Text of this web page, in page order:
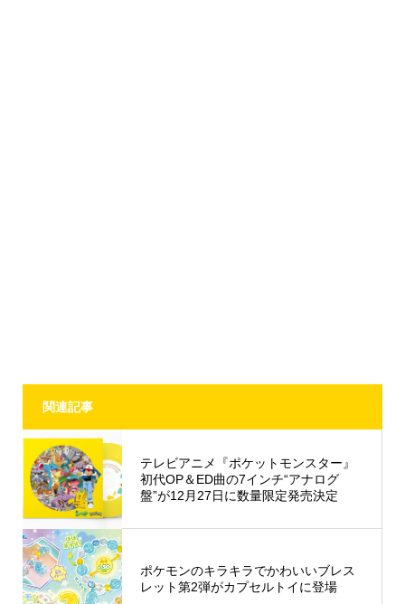
関連記事
テレビアニメ『ポケットモンスター』
初代OP＆ED曲の7インチ“アナログ
盤”が12月27日に数量限定発売決定
ポケモンのキラキラでかわいいブレス
レット第2弾がカプセルトイに登場